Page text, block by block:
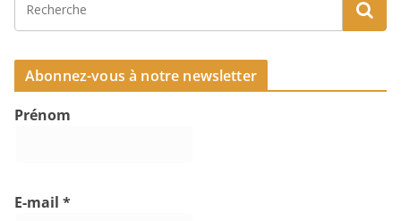
Abonnez-vous à notre newsletter
Prénom
E-mail *